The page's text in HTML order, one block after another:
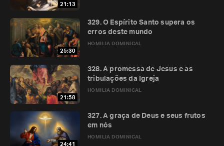
21:13
25:30
HOMILIA DOMINICAL
329. O Espírito Santo supera os
erros deste mundo
21:58
HOMILIA DOMINICAL
328. A promessa de Jesus e as
tribulações da Igreja
24:41
HOMILIA DOMINICAL
327. A graça de Deus e seus frutos
em nós